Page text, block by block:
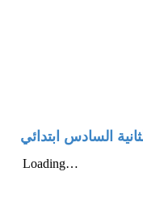
السادس ابتدائي